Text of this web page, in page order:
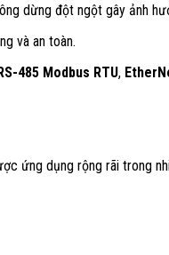
dừng đột ngột gây ảnh
và an toàn.
485 Modbus RTU,
ứng dụng rộng rãi trong